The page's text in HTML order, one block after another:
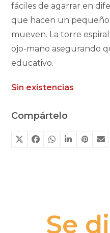
fáciles de agarrar en
que hacen un pequeño
mueven. La torre
ojo-mano asegurando
educativo.
Sin existencias
Compártelo
Se